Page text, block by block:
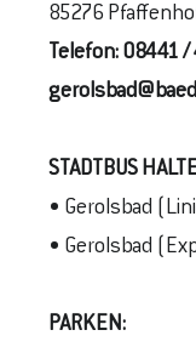
85276
Telefon: 08441 /
STADTBUS
• Gerolsbad
• Gerolsbad
PARKEN: